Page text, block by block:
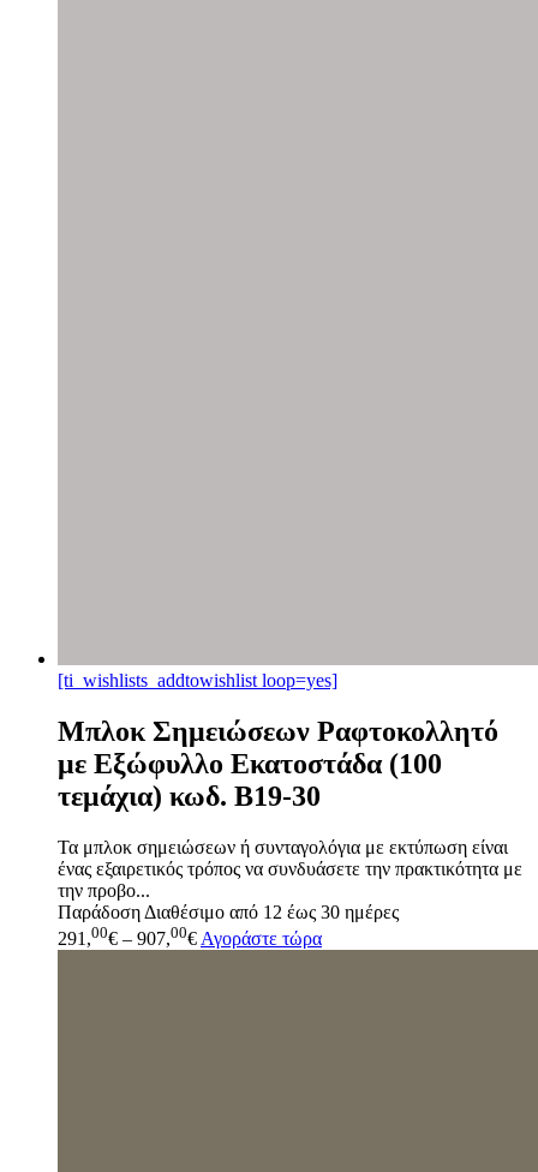
[ti_wishlists_addtowishlist loop=yes]
Μπλοκ Σημειώσεων Ραφτοκολλητό
με Εξώφυλλο Εκατοστάδα (100
τεμάχια) κωδ. B19-30
Τα μπλοκ σημειώσεων ή συνταγολόγια με εκτύπωση είναι
ένας εξαιρετικός τρόπος να συνδυάσετε την πρακτικότητα με
την προβο...
Παράδοση Διαθέσιμο από 12 έως 30 ημέρες
291,00€ – 907,00€Αγοράστε τώρα